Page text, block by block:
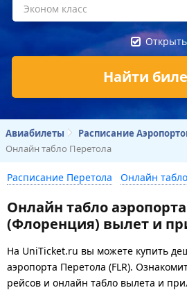
Эконом класс
Найти
Авиабилеты Расписание
Онлайн табло Перетола
Расписание Перетола Онлайн
Онлайн табло
(Флоренция) вылет и
На UniTicket.ru вы можете купить
аэропорта Перетола (FLR).
рейсов и онлайн табло вылета и